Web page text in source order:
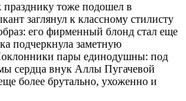
тоже подошел в
заглянул к классному стилисту
его фирменный блонд стал еще
подчеркнула заметную
пары единодушны: под
сердца внук Аллы Пугачевой
более брутально, ухоженно и